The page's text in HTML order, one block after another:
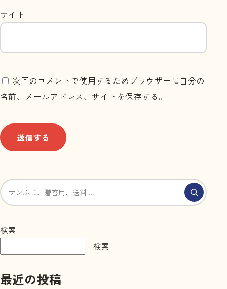
サイト
次回のコメントで使用するためブラウザーに自分の
名前、メールアドレス、サイトを保存する。
サイト内を検索
検索
検索
最近の投稿